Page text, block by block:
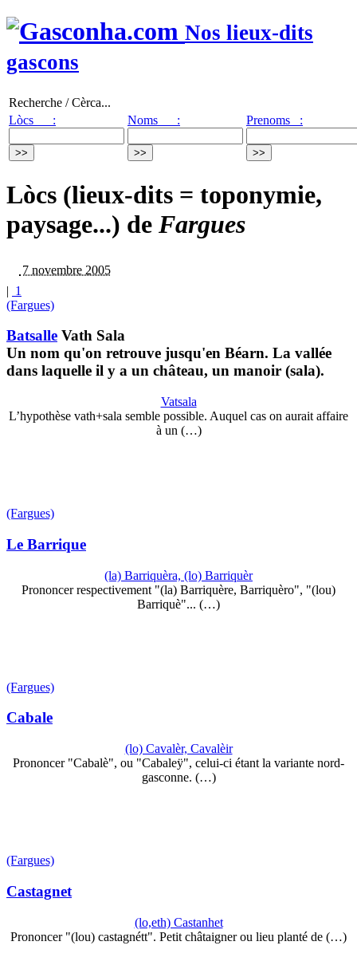
Nos lieux-dits
gascons
Recherche / Cèrca...
Lòcs :
Noms : Prenoms :
Lòcs (lieux-dits = toponymie,
paysage...) de Fargues
7 novembre 2005
| 1
(Fargues)
Batsalle Vath Sala
Un nom qu'on retrouve jusqu'en Béarn. La vallée
dans laquelle il y a un château, un manoir (sala).
Vatsala
L’hypothèse vath+sala semble possible. Auquel cas on aurait affaire
à un (…)
(Fargues)
Le Barrique
(la) Barriquèra, (lo) Barriquèr
Prononcer respectivement "(la) Barriquère, Barriquèro", "(lou)
Barriquè"... (…)
(Fargues)
Cabale
(lo) Cavalèr, Cavalèir
Prononcer "Cabalè", ou "Cabaleÿ", celui-ci étant la variante nord-
gasconne. (…)
(Fargues)
Castagnet
(lo,eth) Castanhet
Prononcer "(lou) castagnétt". Petit châtaigner ou lieu planté de (…)